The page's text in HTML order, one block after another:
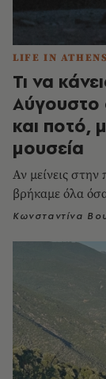
LIFE IN ATHENS
Τι να
Αύγουστο
και ποτό,
μουσεία
Αν μείνεις
βρήκαμε όλα όσα
Κωνσταντίνα